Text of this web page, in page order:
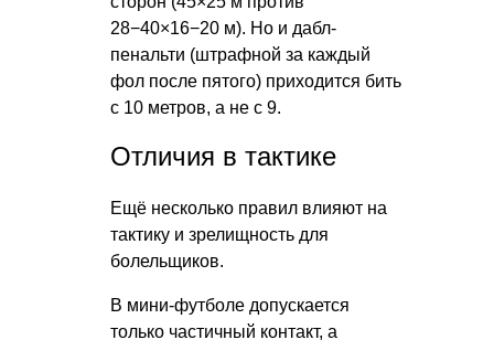
28−40×16−20 м). Но и дабл-
пенальти (штрафной за каждый
фол после пятого) приходится бить
с 10 метров, а не с 9.
Отличия в тактике
Ещё несколько правил влияют на
тактику и зрелищность для
болельщиков.
В мини-футболе допускается
только частичный контакт, а